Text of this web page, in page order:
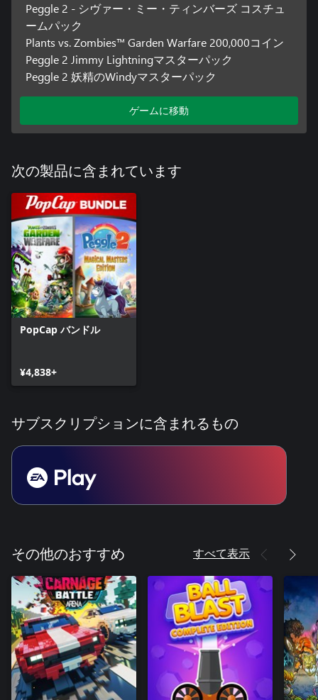
Peggle 2 - シヴァー・ミー・ティンバーズ コスチュ
ームパック
Plants vs. Zombies™ Garden Warfare 200,000コイン
Peggle 2 Jimmy Lightningマスターパック
Peggle 2 妖精のWindyマスターパック
ゲームに移動
次の製品に含まれています
PopCap バンドル
¥4,838+
サブスクリプションに含まれるもの
その他のおすすめ すべて表示